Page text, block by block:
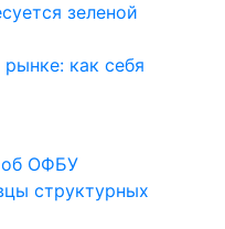
зеленой
как себя
структурных